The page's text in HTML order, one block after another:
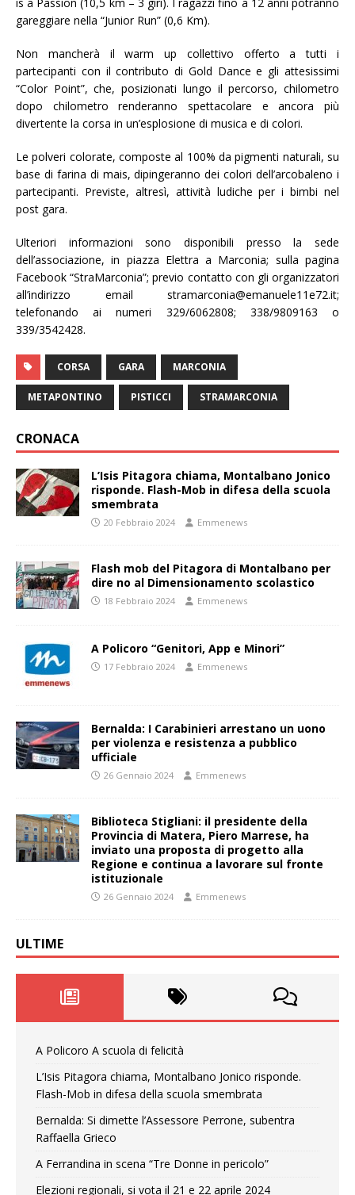
gareggiare nella “Junior Run” (0,6 Km).
Non mancherà il warm up collettivo offerto a tutti i
partecipanti con il contributo di Gold Dance e gli attesissimi
“Color Point”, che, posizionati lungo il percorso, chilometro
dopo chilometro renderanno spettacolare e ancora più
divertente la corsa in un’esplosione di musica e di colori.
Le polveri colorate, composte al 100% da pigmenti naturali, su
base di farina di mais, dipingeranno dei colori dell’arcobaleno i
partecipanti. Previste, altresì, attività ludiche per i bimbi nel
post gara.
Ulteriori informazioni sono disponibili presso la sede
dell’associazione, in piazza Elettra a Marconia; sulla pagina
Facebook “StraMarconia”; previo contatto con gli organizzatori
all’indirizzo email stramarconia@emanuele11e72.it;
telefonando ai numeri 329/6062808; 338/9809163 o
339/3542428.
CORSA GARA MARCONIA
METAPONTINO PISTICCI STRAMARCONIA
CRONACA
L’Isis Pitagora chiama, Montalbano Jonico
risponde. Flash-Mob in difesa della scuola
smembrata
20 Febbraio 2024 Emmenews
Flash mob del Pitagora di Montalbano per
dire no al Dimensionamento scolastico
18 Febbraio 2024 Emmenews
A Policoro “Genitori, App e Minori”
17 Febbraio 2024 Emmenews
Bernalda: I Carabinieri arrestano un uono
per violenza e resistenza a pubblico
ufficiale
26 Gennaio 2024 Emmenews
Biblioteca Stigliani: il presidente della
Provincia di Matera, Piero Marrese, ha
inviato una proposta di progetto alla
Regione e continua a lavorare sul fronte
istituzionale
26 Gennaio 2024 Emmenews
ULTIME
A Policoro A scuola di felicità
L’Isis Pitagora chiama, Montalbano Jonico risponde.
Flash-Mob in difesa della scuola smembrata
Bernalda: Si dimette l’Assessore Perrone, subentra
Raffaella Grieco
A Ferrandina in scena “Tre Donne in pericolo”
Elezioni regionali, si vota il 21 e 22 aprile 2024